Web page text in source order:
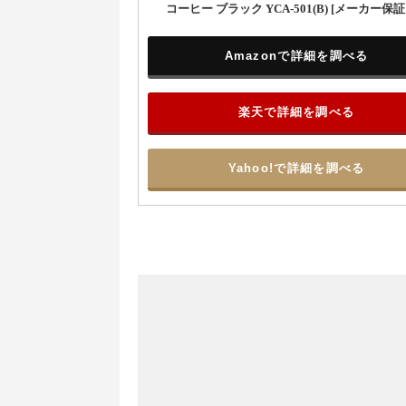
コーヒー ブラック YCA-501(B) [メーカー保
Amazonで詳細を調べる
楽天で詳細を調べる
Yahoo!で詳細を調べる